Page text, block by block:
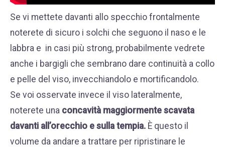
Se vi mettete davanti allo specchio frontalmente
noterete di sicuro i solchi che seguono il naso e le
labbra e in casi più strong, probabilmente vedrete
anche i bargigli che sembrano dare continuità a collo
e pelle del viso, invecchiandolo e mortificandolo.
Se voi osservate invece il viso lateralmente,
noterete una concavità maggiormente scavata
davanti all’orecchio e sulla tempia. È questo il
volume da andare a trattare per ripristinare le